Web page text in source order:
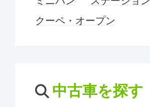
クーペ・オープン
中古車を探す